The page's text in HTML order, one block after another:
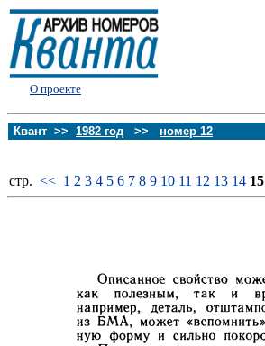
О проекте
Квант >> 1982 год >> номер 12
стp. << 1 2 3 4 5 6 7 8 9 10 11 12 13 14 15